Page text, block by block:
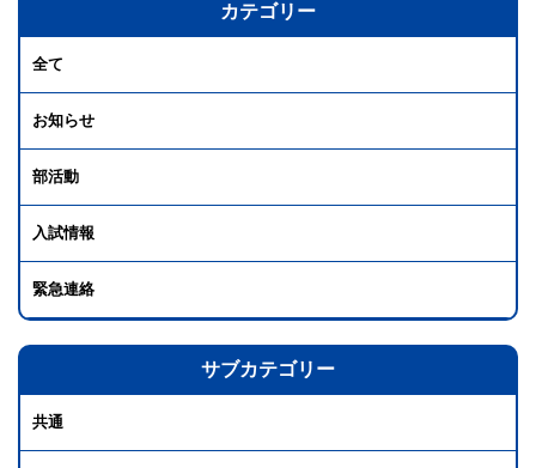
カテゴリー
全て
お知らせ
部活動
入試情報
緊急連絡
サブカテゴリー
共通